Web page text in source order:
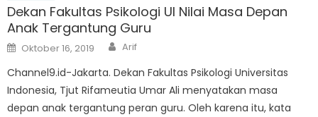
Dekan Fakultas Psikologi UI Nilai Masa Depan
Anak Tergantung Guru
Posted
on
Oktober 16, 2019 Author
Arif
Channel9.id-Jakarta. Dekan Fakultas Psikologi Universitas
Indonesia, Tjut Rifameutia Umar Ali menyatakan masa
depan anak tergantung peran guru. Oleh karena itu, kata